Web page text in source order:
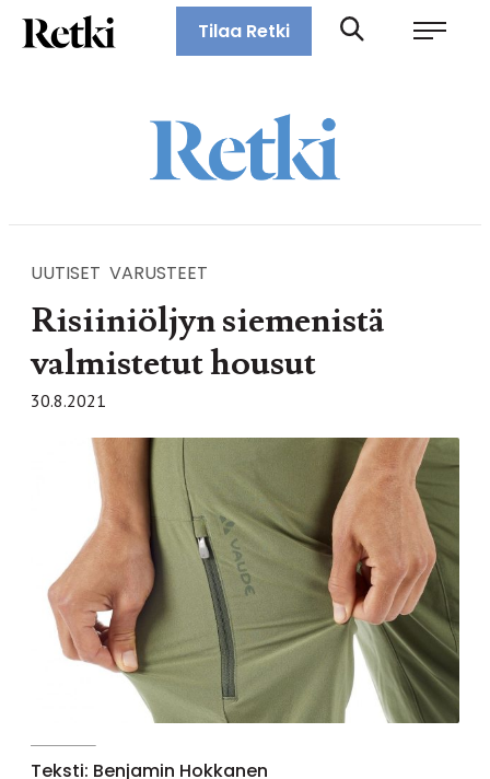
Siirry
suoraan
Retki-lehti
Tilaa Retki
UUTISET VARUSTEET
Risiiniöljyn siemenistä
valmistetut housut
30.8.2021
Teksti: Benjamin Hokkanen